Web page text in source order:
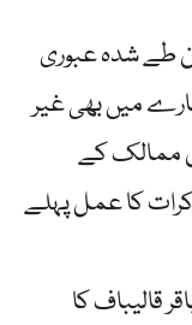
طے شدہ عبوری
میں بھی غیر
ممالک کے
کا عمل پہلے
قالیباف کا